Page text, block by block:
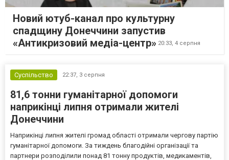
Новий ютуб-канал про культурну
спадщину Донеччини запустив
«Антикризовий медіа-центр» 20:33, 4 серпня
Суспільство 22:37, 3 серпня
81,6 тонни гуманітарної допомоги
наприкінці липня отримали жителі
Донеччини
Наприкінці липня жителі громад області отримали чергову партію
гуманітарної допомоги. За тиждень благодійні організації та
партнери розподілили понад 81 тонну продуктів, медикаментів,